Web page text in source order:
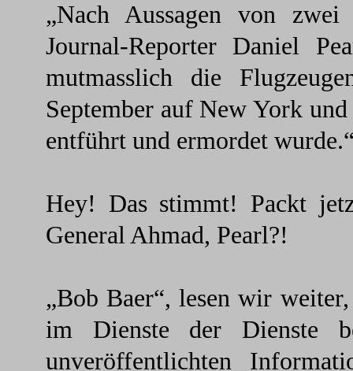
„Nach Aussagen von
Journal-Reporter Daniel
mutmasslich die
September auf New York
entführt und ermordet
Hey! Das stimmt! Packt
General Ahmad, Pearl?!
„Bob Baer“, lesen wir
im Dienste der Dienste
unveröffentlichten